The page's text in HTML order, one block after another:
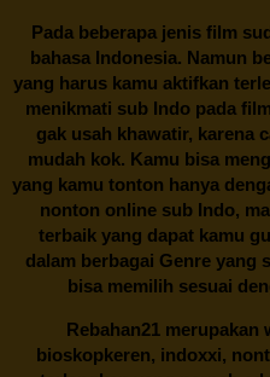
Pada beberapa jenis film
bahasa Indonesia. Namun
yang harus kamu aktifkan
menikmati sub Indo pada
gak usah khawatir, karena
mudah kok. Kamu bisa
yang kamu tonton hanya
nonton online sub Indo,
terbaik yang dapat kamu
dalam berbagai Genre yang
bisa memilih sesuai
Rebahan21 merupakan
bioskopkeren, indoxxi,